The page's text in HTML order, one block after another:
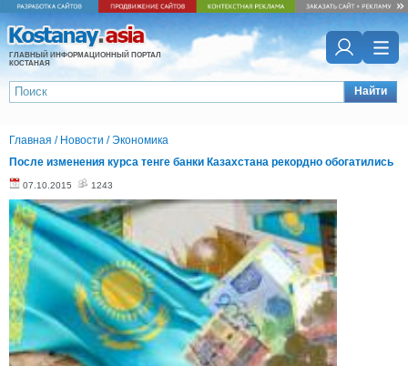
ГЛАВНЫЙ ИНФОРМАЦИОННЫЙ ПОРТАЛ
КОСТАНАЯ
Найти
Главная / Новости /Экономика
После изменения курса тенге банки Казахстана рекордно обогатились
07.10.2015 1243